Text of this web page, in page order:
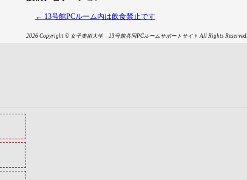
← 13号館PCルーム内は飲食禁止です
2026 Copyright © 女子美術大学 13号館共同PCルームサポートサイト All Rights Reserved.